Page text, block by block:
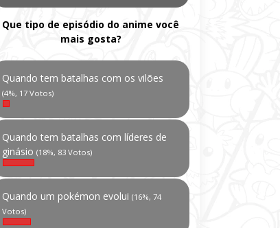
Que tipo de episódio do anime você
mais gosta?
Quando tem batalhas com os vilões
(4%, 17 Votos)
Quando tem batalhas com líderes de
ginásio (18%, 83 Votos)
Quando um pokémon evolui (16%, 74
Votos)